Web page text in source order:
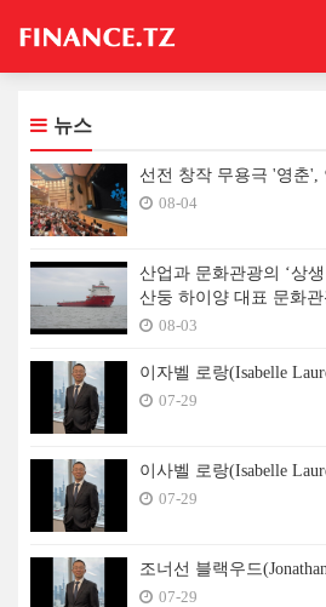
뉴스
선전 창작 무용극 '영춘',
08-04
산업과 문화관광의 ‘상
산둥 하이양 대표 문화
08-03
이자벨 로랑(Isabelle
07-29
이사벨 로랑(Isabelle
07-29
조너선 블랙우드
07-29